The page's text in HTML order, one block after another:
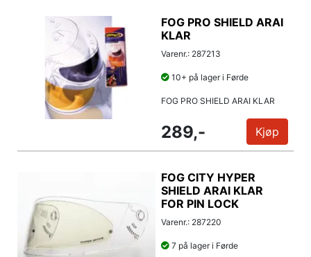
FOG PRO SHIELD ARAI
KLAR
Varenr.: 287213
10+ på lager i Førde
FOG PRO SHIELD ARAI KLAR
289,- Kjøp
FOG CITY HYPER
SHIELD ARAI KLAR
FOR PIN LOCK
Varenr.: 287220
7 på lager i Førde